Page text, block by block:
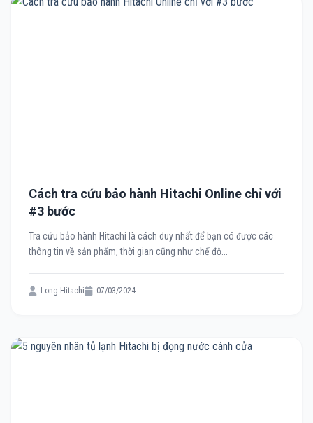
Cách tra cứu bảo hành Hitachi Online chỉ với
#3 bước
Tra cứu bảo hành Hitachi là cách duy nhất để bạn có được các
thông tin về sản phẩm, thời gian cũng như chế độ...
Long Hitachi 07/03/2024